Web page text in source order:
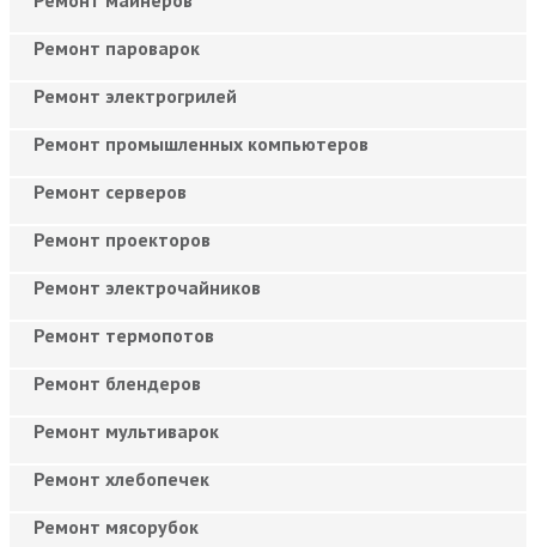
Ремонт пароварок
Ремонт электрогрилей
Ремонт промышленных компьютеров
Ремонт серверов
Ремонт проекторов
Ремонт электрочайников
Ремонт термопотов
Ремонт блендеров
Ремонт мультиварок
Ремонт хлебопечек
Ремонт мясорубок